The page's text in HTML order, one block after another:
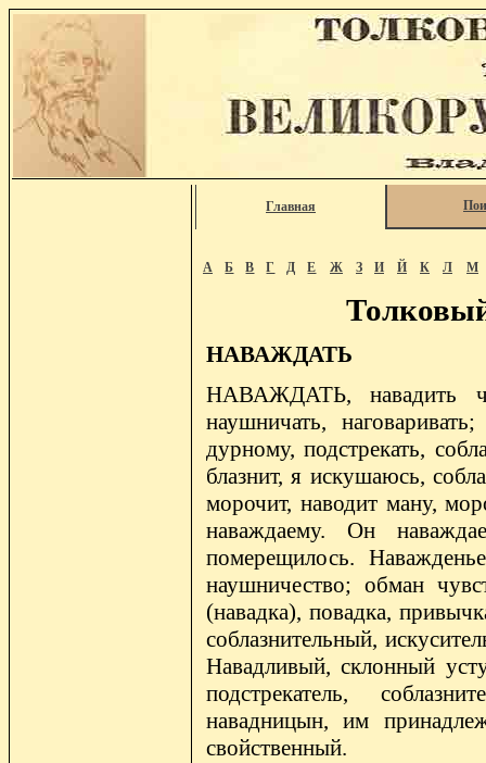
Главная
А Б В Г Д Е Ж З И Й К Л М
НАВАЖДАТЬ
НАВАЖДАТЬ, навадить
наушничать,
дурному, подстрекать,
блазнит, я искушаюсь,
морочит, наводит ману,
наваждаему. Он
померещилось.
наушничество; обман
(навадка), повадка,
соблазнительный,
Навадливый, склонный
подстрекатель,
навадницын, им
свойственный.